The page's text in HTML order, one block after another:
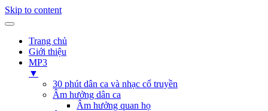
Skip to content
Trang chủ
Giới thiệu
MP3
▼
30 phút dân ca và nhạc cổ truyền
Âm hưởng dân ca
Âm hưởng quan họ